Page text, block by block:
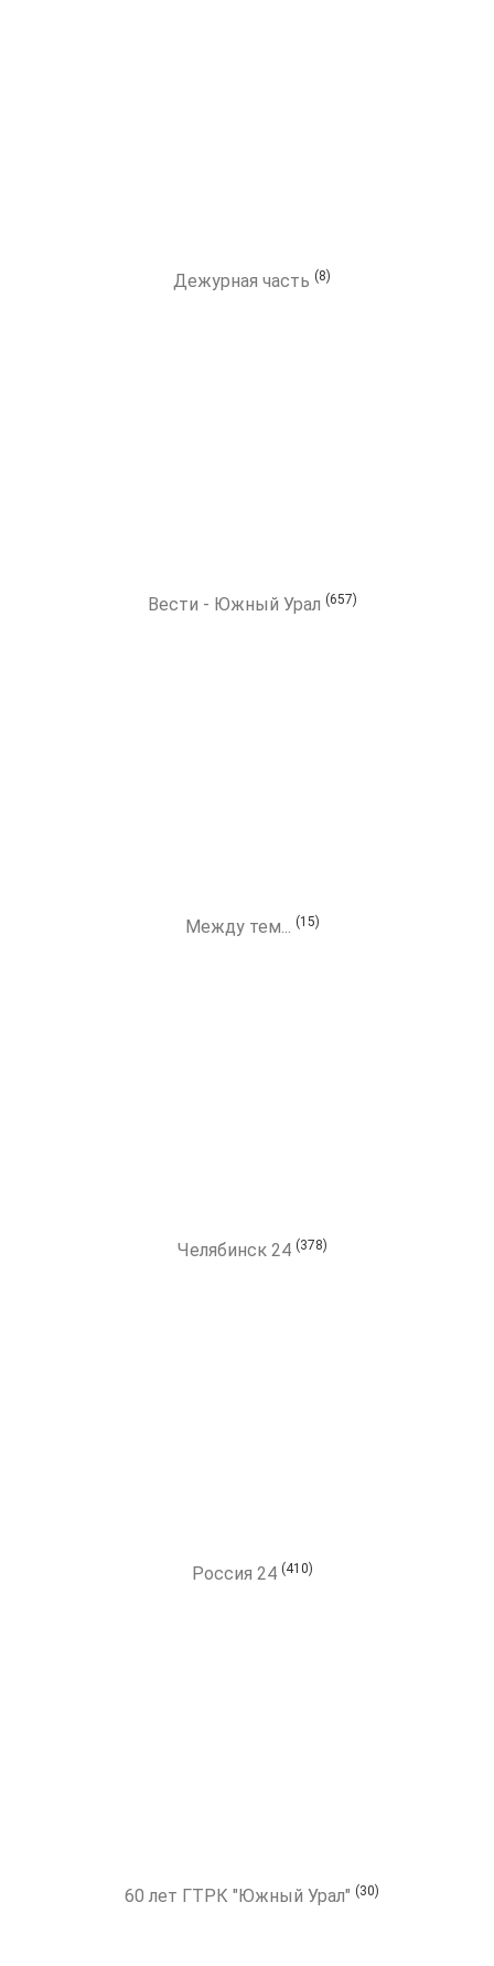
Дежурная часть (8)
Вести - Южный Урал (657)
Между тем... (15)
Челябинск 24 (378)
Россия 24 (410)
60 лет ГТРК "Южный Урал" (30)